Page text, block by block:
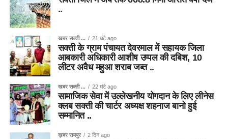
..
खबर सक्ती ... 21 घंटे ago
सक्ती के ग्राम पंचायत देवरमाल में सहायक जिला
आबकारी अधिकारी आशीष उप्पल की दबिश, 10
लीटर अवैध महुआ शराब जब्त ..
खबर सक्ती ... 22 घंटे ago
सामाजिक सेवा में उल्लेखनीय योगदान के लिए लीनेस
क्लब सक्ती की चार्टर अध्यक्ष शहनाज बानो हुई
सम्मानित ..
ख़बर रायपुर 2 दिन ago